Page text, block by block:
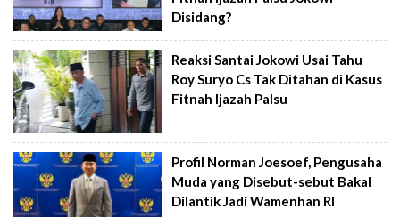
Disidang?
Reaksi Santai Jokowi Usai Tahu
Roy Suryo Cs Tak Ditahan di Kasus
Fitnah Ijazah Palsu
Profil Norman Joesoef, Pengusaha
Muda yang Disebut-sebut Bakal
Dilantik Jadi Wamenhan RI